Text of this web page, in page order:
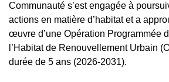
Communauté s’est engagée à
actions en matière d’habitat et a
œuvre d’une Opération Programmée
l’Habitat de Renouvellement Urbain
durée de 5 ans (2026-2031).